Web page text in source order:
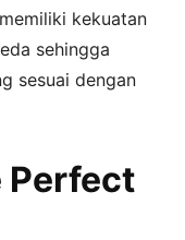
kekuatan
sehingga
sesuai dengan
Perfect